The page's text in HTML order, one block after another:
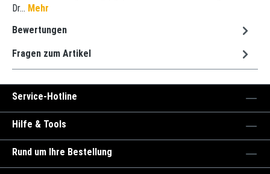
Dr… Mehr
Bewertungen
Fragen zum Artikel
Service-Hotline
Hilfe & Tools
Rund um Ihre Bestellung